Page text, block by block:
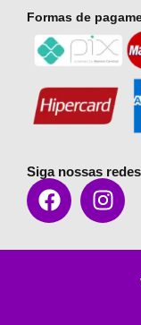
Formas de
Siga nossas